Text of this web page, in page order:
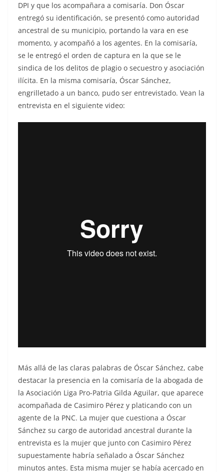
DPI y que los acompañara a comisaría. Don Óscar
entregó su identificación, se presentó como autoridad
ancestral de su municipio, portando la vara en ese
momento, y acompañó a los agentes. En la comisaría,
se le entregó el orden de captura en la que se le
sindica de los delitos de plagio o secuestro y asociación
ilícita. En la misma comisaría, Óscar Sánchez,
engrilletado a un banco, pudo ser entrevistado. Vean la
entrevista en el siguiente video:
Más allá de las claras palabras de Óscar Sánchez, cabe
destacar la presencia en la comisaría de la abogada de
la Asociación Liga Pro-Patria Gilda Aguilar, que aparece
acompañada de Casimiro Pérez y platicando con un
agente de la PNC. La mujer que cuestiona a Óscar
Sánchez su cargo de autoridad ancestral durante la
entrevista es la mujer que junto con Casimiro Pérez
supuestamente habría señalado a Óscar Sánchez
minutos antes. Esta misma mujer se había acercado en